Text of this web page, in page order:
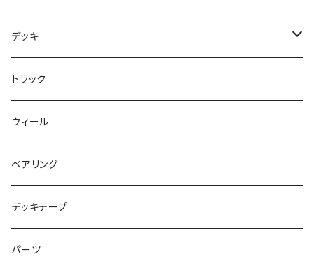
Tシャツ
パンツ
キャップ
アウター
シャツ
トップス
NIKE SB ORANGE LABEL/ISO
NIKE SB ISHOD2
NIKE SB PS8
NIKE SB DUNK
NM933
ゴツいシューズ最高！
HI5のパーツセット
エントリーモデルコンプリート
7.7インチ
8インチ
8.2インチ
デッキ
7インチ
7.2インチ
7.3インチ
7.5インチ
7.7インチ
トラック
ウィール
ベアリング
デッキテープ
パーツ